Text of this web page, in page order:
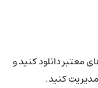
دانلود کنید و
کنید.